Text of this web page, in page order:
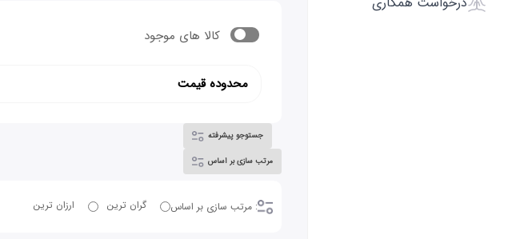
کالا های موجود
محدوده قیمت
جستوجو پیشرفته
مرتب سازی بر اساس
: مرتب سازی بر اساس گران ترین ارزان ترین